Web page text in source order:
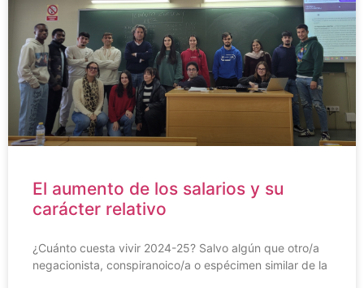
El aumento de los salarios y su
carácter relativo
¿Cuánto cuesta vivir 2024-25? Salvo algún que otro/a
negacionista, conspiranoico/a o espécimen similar de la